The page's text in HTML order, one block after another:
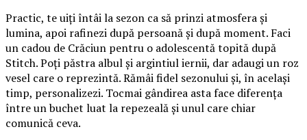
Practic, te uiți întâi la sezon ca să prinzi atmosfera și
lumina, apoi rafinezi după persoană și după moment. Faci
un cadou de Crăciun pentru o adolescentă topită după
Stitch. Poți păstra albul și argintiul iernii, dar adaugi un roz
vesel care o reprezintă. Rămâi fidel sezonului și, în același
timp, personalizezi. Tocmai gândirea asta face diferența
între un buchet luat la repezeală și unul care chiar
comunică ceva.